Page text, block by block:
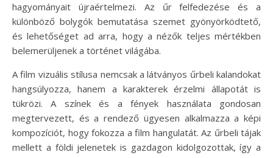
hagyományait újraértelmezi. Az űr felfedezése és a
különböző bolygók bemutatása szemet gyönyörködtető,
és lehetőséget ad arra, hogy a nézők teljes mértékben
belemerüljenek a történet világába.
A film vizuális stílusa nemcsak a látványos űrbeli kalandokat
hangsúlyozza, hanem a karakterek érzelmi állapotát is
tükrözi. A színek és a fények használata gondosan
megtervezett, és a rendező ügyesen alkalmazza a képi
kompozíciót, hogy fokozza a film hangulatát. Az űrbeli tájak
mellett a földi jelenetek is gazdagon kidolgozottak, így a